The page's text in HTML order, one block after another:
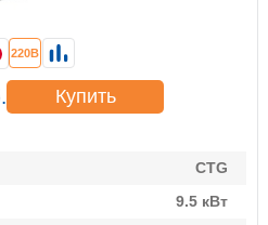
CTG
9.5 кВт
220В
Купить